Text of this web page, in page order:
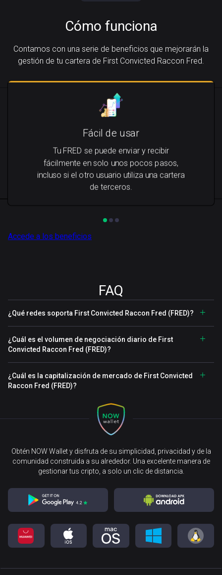
Cómo funciona
Contamos con una serie de beneficios que mejorarán la
gestión de tu cartera de First Convicted Raccon Fred.
Fácil de usar
Tu FRED se puede enviar y recibir
fácilmente en solo unos pocos pasos,
incluso si el otro usuario utiliza una cartera
de terceros.
Accede a los beneficios
FAQ
¿Qué redes soporta First Convicted Raccon Fred (FRED)?
¿Cuál es el volumen de negociación diario de First
Convicted Raccon Fred (FRED)?
¿Cuál es la capitalización de mercado de First Convicted
Raccon Fred (FRED)?
Obtén NOW Wallet y disfruta de su simplicidad, privacidad y de la
comunidad construida a su alrededor. Una excelente manera de
gestionar tus cripto, a solo un clic de distancia.